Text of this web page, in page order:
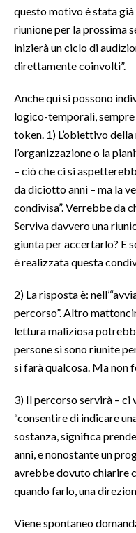
questo motivo è stata
riunione per la prossima
inizierà un ciclo di
direttamente coinvolti”.
Anche qui si possono
logico-temporali,
token. 1) L’obiettivo
l’organizzazione o la
– ciò che ci si
da diciotto anni – ma la
condivisa”. Verrebbe da
Serviva davvero una
giunta per accertarlo? E
è realizzata questa
2) La risposta è:
percorso”. Altro
lettura maliziosa
persone si sono riunite
si farà qualcosa. Ma non
3) Il percorso servirà – ci
“consentire di indicare
sostanza, significa
anni, e nonostante un
avrebbe dovuto chiarire
quando farlo, una
Viene spontaneo